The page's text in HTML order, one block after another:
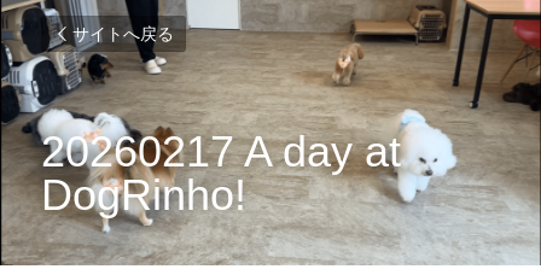
サイトへ戻る
20260217 A day at
DogRinho!